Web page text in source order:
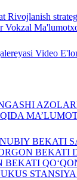
Rivojlanish
Vokzal
Video
BEKATI
BEKATI
BEKATI